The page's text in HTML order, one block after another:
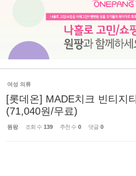
여성 의류
[롯데온] MADE치크 빈티지
(71,040원/무료)
원팡 조회 수 139 추천 수 0 댓글 0